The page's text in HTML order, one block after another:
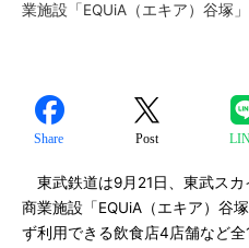
業施設「EQUiA（エキア）谷塚
Share Post
東武鉄道は9月21日、東武スカ
商業施設「EQUiA（エキア）谷
ず利用できる飲食店4店舗など